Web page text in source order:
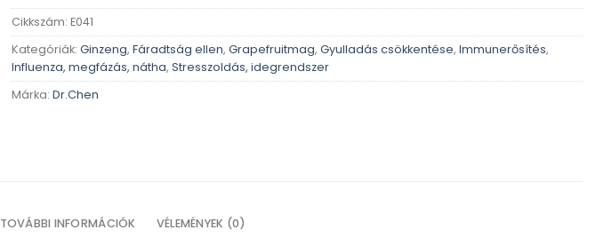
Cikkszám: E041
Kategóriák: Ginzeng, Fáradtság ellen, Grapefruitmag, Gyulladás csökkentése, Immunerősítés,
Influenza, megfázás, nátha, Stresszoldás, idegrendszer
Márka: Dr.Chen
TOVÁBBI INFORMÁCIÓK VÉLEMÉNYEK (0)